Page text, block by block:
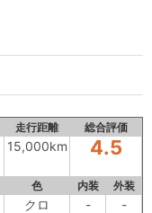
走行距離 総合評価
15,000km 4.5
色 内装 外装
クロ - -